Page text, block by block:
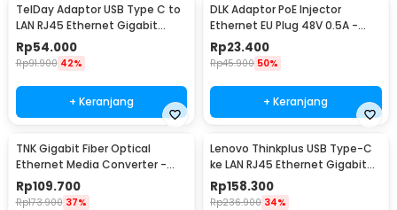
TelDay Adaptor USB Type C to
LAN RJ45 Ethernet Gigabit
1000Mbps - TD1000
Rp54.000
Rp91.900 42%
+ Keranjang
DLK Adaptor PoE Injector
Ethernet EU Plug 48V 0.5A -
POE-4805
Rp23.400
Rp45.900 50%
+ Keranjang
TNK Gigabit Fiber Optical
Ethernet Media Converter -
2GF2GE
Rp109.700
Rp173.900 37%
Lenovo Thinkplus USB Type-C
ke LAN RJ45 Ethernet Gigabit
1000Mbps - LRC2
Rp158.300
Rp236.900 34%